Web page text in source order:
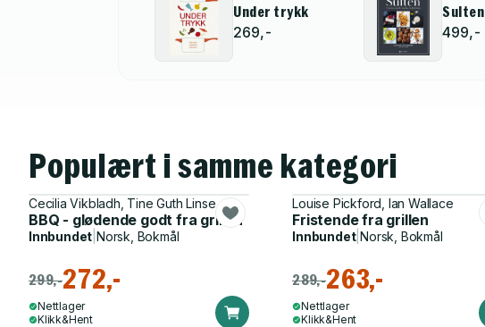
Under trykk
269,-
Sulten
499,-
Populært i samme kategori
Cecilia Vikbladh, Tine Guth Linse
BBQ - glødende godt fra grillen
Innbundet |Norsk, Bokmål
299,-272,-
Nettlager
Klikk&Hent
Louise Pickford, Ian Wallace
Fristende fra grillen
Innbundet|Norsk, Bokmål
289,-263,-
Nettlager
Klikk&Hent